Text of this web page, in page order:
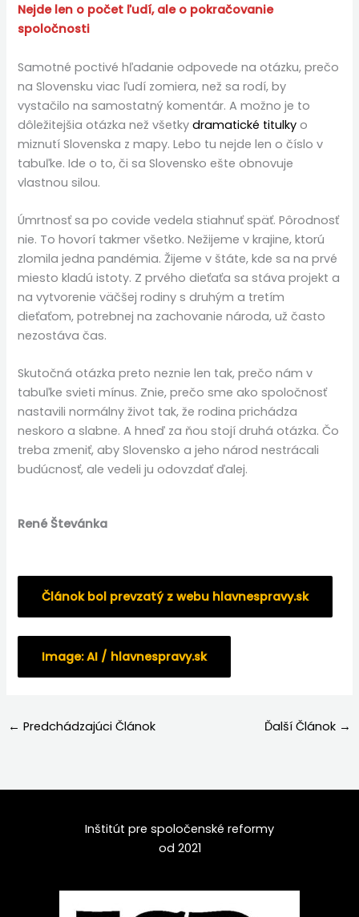
Nejde len o počet ľudí, ale o pokračovanie
spoločnosti
Samotné poctivé hľadanie odpovede na otázku, prečo
na Slovensku viac ľudí zomiera, než sa rodí, by
vystačilo na samostatný komentár. A možno je to
dôležitejšia otázka než všetkydramatické titulky o
miznutí Slovenska z mapy. Lebo tu nejde len o číslo v
tabuľke. Ide o to, či sa Slovensko ešte obnovuje
vlastnou silou.
Úmrtnosť sa po covide vedela stiahnuť späť. Pôrodnosť
nie. To hovorí takmer všetko. Nežijeme v krajine, ktorú
zlomila jedna pandémia. Žijeme v štáte, kde sa na prvé
miesto kladú istoty. Z prvého dieťaťa sa stáva projekt a
na vytvorenie väčšej rodiny s druhým a tretím
dieťaťom, potrebnej na zachovanie národa, už často
nezostáva čas.
Skutočná otázka preto neznie len tak, prečo nám v
tabuľke svieti mínus. Znie, prečo sme ako spoločnosť
nastavili normálny život tak, že rodina prichádza
neskoro a slabne. A hneď za ňou stojí druhá otázka. Čo
treba zmeniť, aby Slovensko a jeho národ nestrácali
budúcnosť, ale vedeli ju odovzdať ďalej.
René Števánka
Článok bol prevzatý z webu hlavnespravy.sk
Image: AI / hlavnespravy.sk
← Predchádzajúci Článok Ďalší Článok →
Inštitút pre spoločenské reformy
od 2021